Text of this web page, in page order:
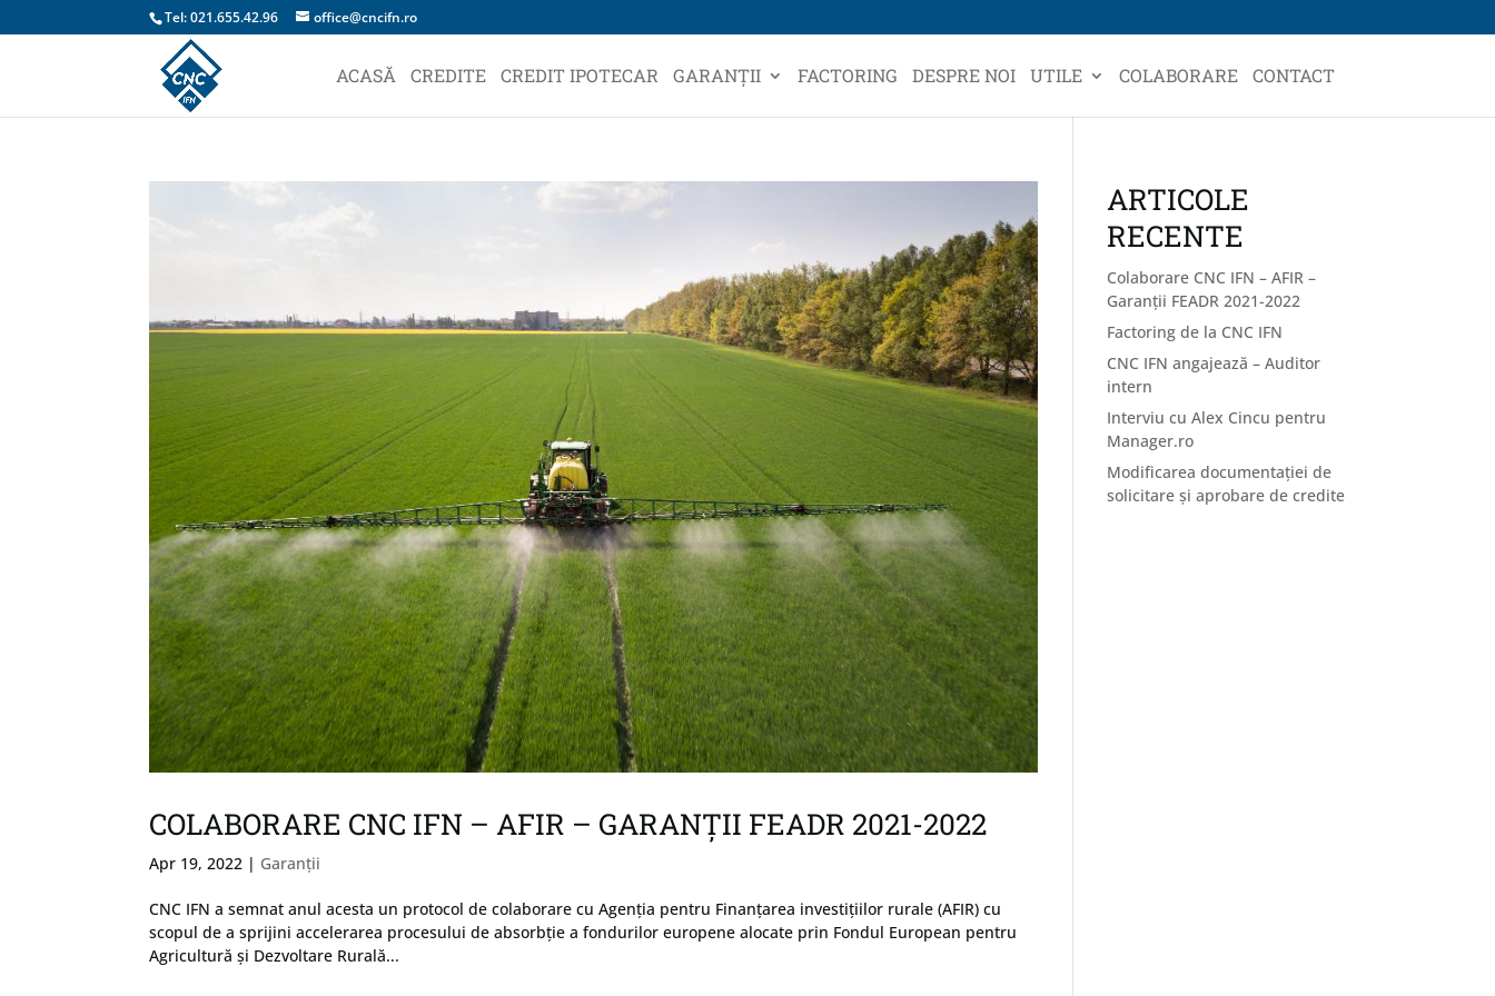
Tel: 021.655.42.96 office@cncifn.ro
ACASĂ CREDITE CREDIT IPOTECAR GARANȚII FACTORING DESPRE NOI UTILE COLABORARE CONTACT
COLABORARE CNC IFN – AFIR – GARANȚII FEADR 2021-2022
Apr 19, 2022 | Garanții
CNC IFN a semnat anul acesta un protocol de colaborare cu Agenția pentru Finanțarea investițiilor rurale (AFIR) cu
scopul de a sprijini accelerarea procesului de absorbție a fondurilor europene alocate prin Fondul European pentru
Agricultură și Dezvoltare Rurală...
ARTICOLE
RECENTE
Colaborare CNC IFN – AFIR –
Garanții FEADR 2021-2022
Factoring de la CNC IFN
CNC IFN angajează – Auditor
intern
Interviu cu Alex Cincu pentru
Manager.ro
Modificarea documentației de
solicitare și aprobare de credite